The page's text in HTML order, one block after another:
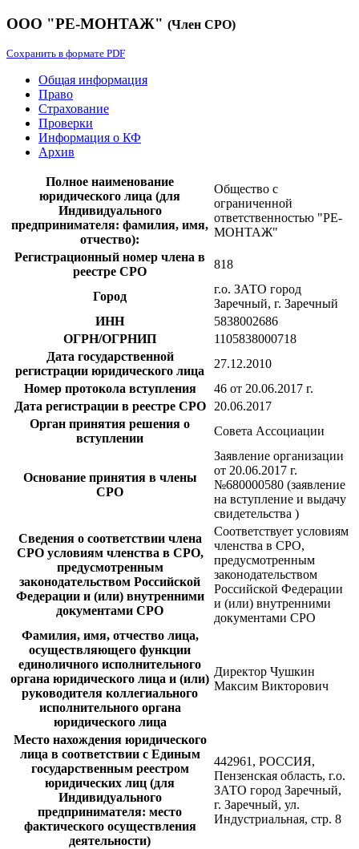
ООО "РЕ-МОНТАЖ" (Член СРО)
Сохранить в формате PDF
Общая информация
Право
Страхование
Проверки
Информация о КФ
Архив
Полное наименование
юридического лица (для
Индивидуального
предпринимателя: фамилия, имя,
отчество):
Общество с
ограниченной
ответственностью "РЕ-
МОНТАЖ"
Регистрационный номер члена в
реестре СРО
818
Город
г.о. ЗАТО город
Заречный, г. Заречный
ИНН
5838002686
ОГРН/ОГРНИП
1105838000718
Дата государственной
регистрации юридического лица
27.12.2010
Номер протокола вступления
46 от 20.06.2017 г.
Дата регистрации в реестре СРО
20.06.2017
Орган принятия решения о
вступлении
Совета Ассоциации
Основание принятия в члены
СРО
Заявление организации
от 20.06.2017 г.
№680000580 (заявление
на вступление и выдачу
свидетельства )
Сведения о соответствии члена
СРО условиям членства в СРО,
предусмотренным
законодательством Российской
Федерации и (или) внутренними
документами СРО
Соответствует условиям
членства в СРО,
предусмотренным
законодательством
Российской Федерации
и (или) внутренними
документами СРО
Фамилия, имя, отчество лица,
осуществляющего функции
единоличного исполнительного
органа юридического лица и (или)
руководителя коллегиального
исполнительного органа
юридического лица
Директор Чушкин
Максим Викторович
Место нахождения юридического
лица в соответствии с Единым
государственным реестром
юридических лиц (для
Индивидуального
предпринимателя: место
фактического осуществления
деятельности)
442961, РОССИЯ,
Пензенская область, г.о.
ЗАТО город Заречный,
г. Заречный, ул.
Индустриальная, стр. 8